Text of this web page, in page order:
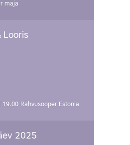
maja
Looris
19.00 Rahvusooper Estonia
2025